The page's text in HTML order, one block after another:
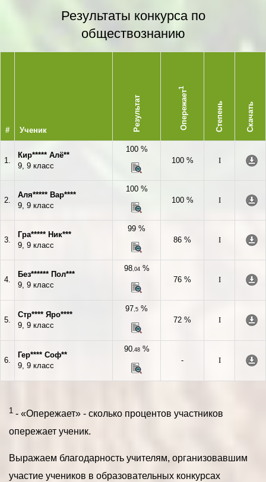
Результаты конкурса по
обществознанию
# Ученик Результат Опережает
1
Степень Скачать
1.
Кир***** Алё**
9, 9 класс
100 %
100 %
I
2.
Аля***** Вар****
9, 9 класс
100 %
100 %
I
3.
Гра***** Ник***
9, 9 класс
99 %
86 %
I
4.
Без****** Пол***
9, 9 класс
98,04%
76 %
I
5.
Стр**** Яро****
9, 9 класс
97,5 %
72 %
I
6.
Гер**** Соф**
9, 9 класс
90,48%
-
I
1 - «Опережает» - сколько процентов участников
опережает ученик.
Выражаем благодарность учителям, организовавшим
участие учеников в образовательных конкурсах